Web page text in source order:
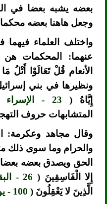
بعضه يشبه بعضا في
وجعل هاهنا بعضه
واختلف العلماء
عنهما: المحكمات هن
الأنعام قُلْ تَعَالَوْا
ونظيرها في بني
إِيَّاهُ (23 - الإسراء
المتشابهات حروف
وقال مجاهد وعكرمة:
والحرام وما سوى ذلك
الحق ويصدق بعضه
إِلا الْفَاسِقِينَ (
الَّذِينَ لا يَعْقِلُونَ (100 - يونس